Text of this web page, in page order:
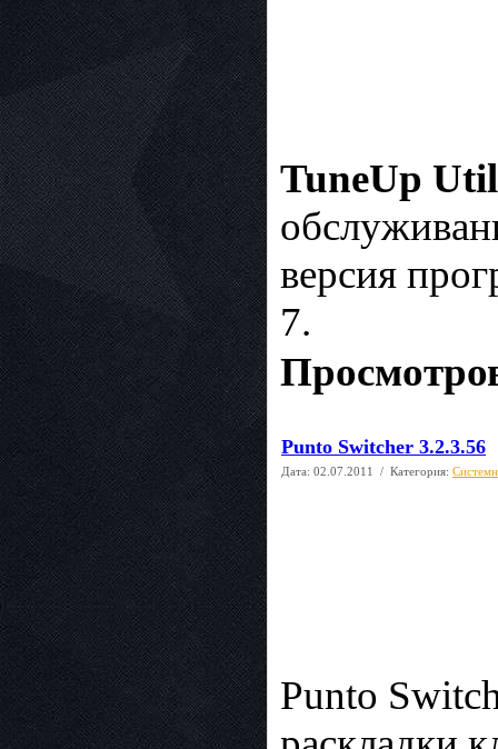
TuneUp
версия
7.
Punto Switcher 3.2.3.56
Дата: 02.07.2011 / Категория:
Punto